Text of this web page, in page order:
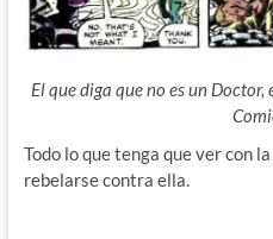
El que diga que no es un
Todo lo que tenga que ver con
rebelarse contra ella.